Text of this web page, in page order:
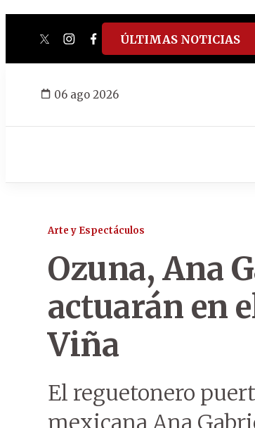
twitterinstagram
facebook
tiktokyoutube
spotify
ÚLTIMAS NOTICIAS
06 ago 2026
Arte y Espectáculos
Ozuna, Ana
actuarán en
Viña
El reguetonero
mexicana Ana